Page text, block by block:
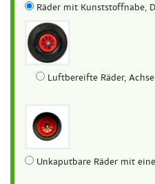
Räder mit Kunststoffnabe,
Luftbereifte Räder,
Unkaputbare Räder mit